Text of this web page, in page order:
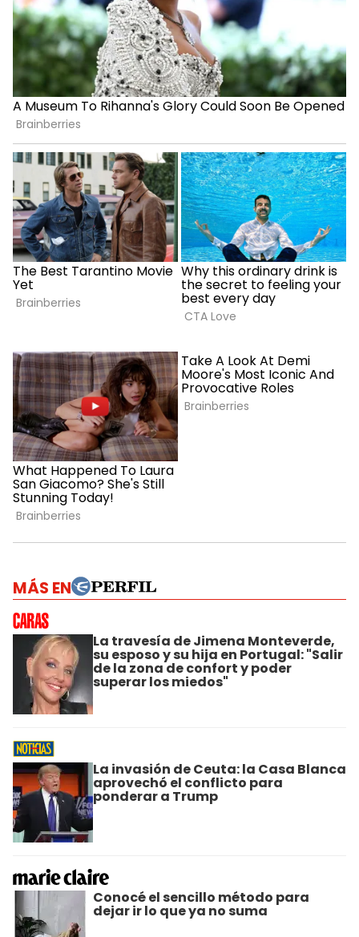
MÁS EN
La travesía de Jimena Monteverde,
su esposo y su hija en Portugal: "Salir
de la zona de confort y poder
superar los miedos"
La invasión de Ceuta: la Casa Blanca
aprovechó el conflicto para
ponderar a Trump
Conocé el sencillo método para
dejar ir lo que ya no suma